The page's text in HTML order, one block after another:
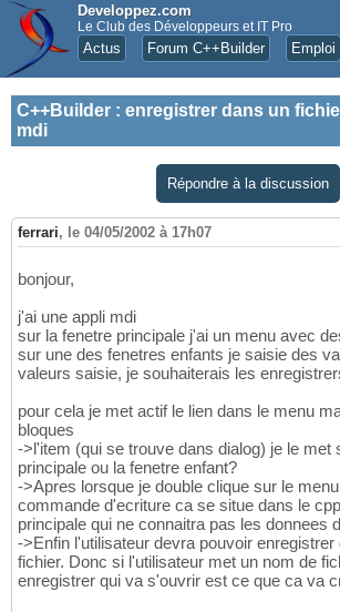
Developpez.com
Le Club des Développeurs et IT Pro
Actus Forum C++Builder Emploi
C++Builder : enregistrer dans un
mdi
Répondre à la discussion
ferrari, le 04/05/2002 à 17h07
bonjour,
j'ai une appli mdi
sur la fenetre principale j'ai un menu avec
sur une des fenetres enfants je saisie des
valeurs saisie, je souhaiterais les
pour cela je met actif le lien dans le menu
bloques
->l'item (qui se trouve dans dialog) je le met
principale ou la fenetre enfant?
->Apres lorsque je double clique sur le
commande d'ecriture ca se situe dans le
principale qui ne connaitra pas les donnees
->Enfin l'utilisateur devra pouvoir
fichier. Donc si l'utilisateur met un nom de
enregistrer qui va s'ouvrir est ce que ca va